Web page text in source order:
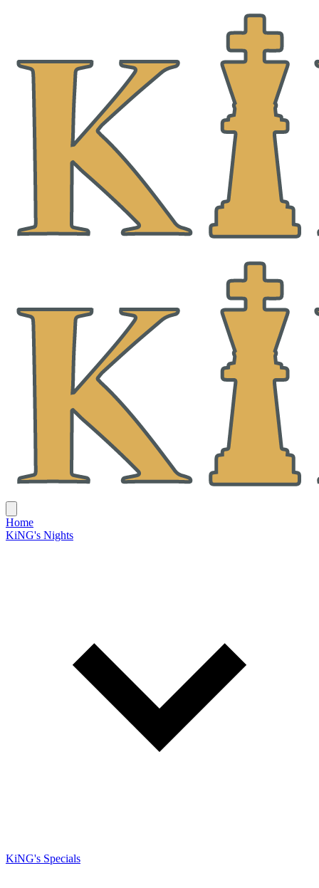
Home
KiNG's Nights
KiNG's Specials